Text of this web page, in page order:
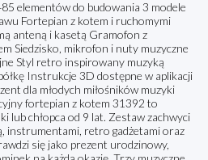
elementów do budowania 3 modele
Fortepian z kotem i ruchomymi
anteną i kasetą Gramofon z
Siedzisko, mikrofon i nuty muzyczne
Styl retro inspirowany muzyką
Instrukcje 3D dostępne w aplikacji
dla młodych miłośników muzyki
fortepian z kotem 31392 to
lub chłopca od 9 lat. Zestaw zachwyci
instrumentami, retro gadżetami oraz
się jako prezent urodzinowy,